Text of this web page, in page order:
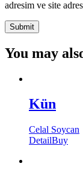
adresim ve site
You may
Kün
Celal Soycan
DetailBuy